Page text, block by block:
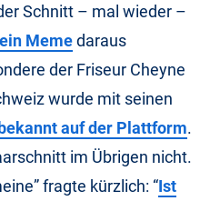
Schnitt – mal wieder –
ein Memedaraus
der Friseur Cheyne
wurde mit seinen
auf der Plattform.
im Übrigen nicht.
fragte kürzlich: “Ist